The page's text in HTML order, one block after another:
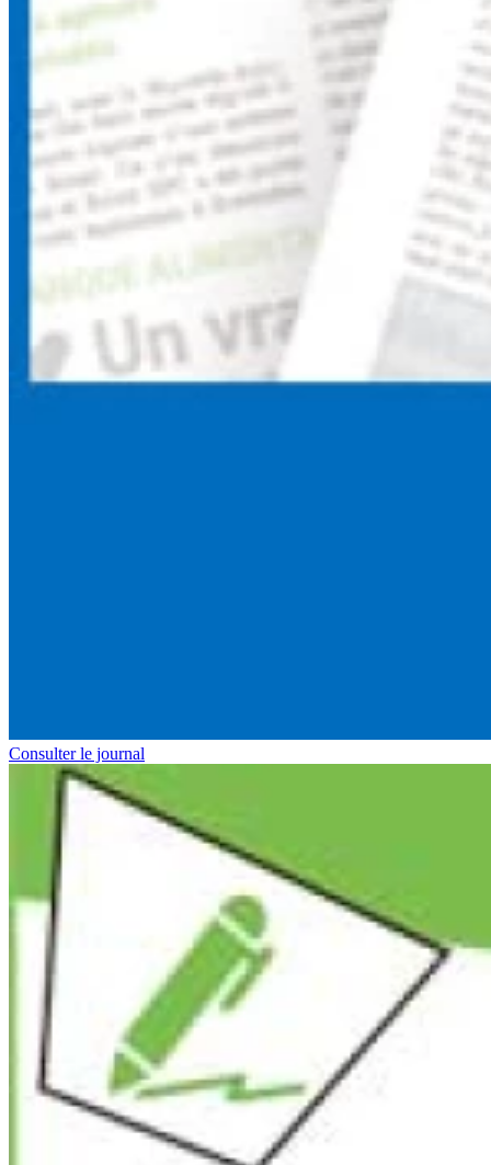
Consulter le journal